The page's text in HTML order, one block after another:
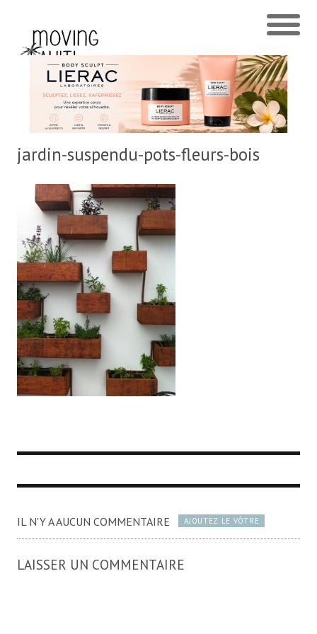
jardin-suspendu-pots-fleurs-bois
IL N'Y A AUCUN COMMENTAIRE AJOUTEZ LE VÔTRE
LAISSER UN COMMENTAIRE